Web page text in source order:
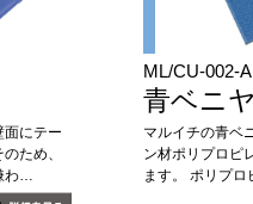
面にテー
ため、
わ…
ML/CU-002-
青ベニ
マルイチの青ベ
ン材ポリプロピ
ます。 ポリプ